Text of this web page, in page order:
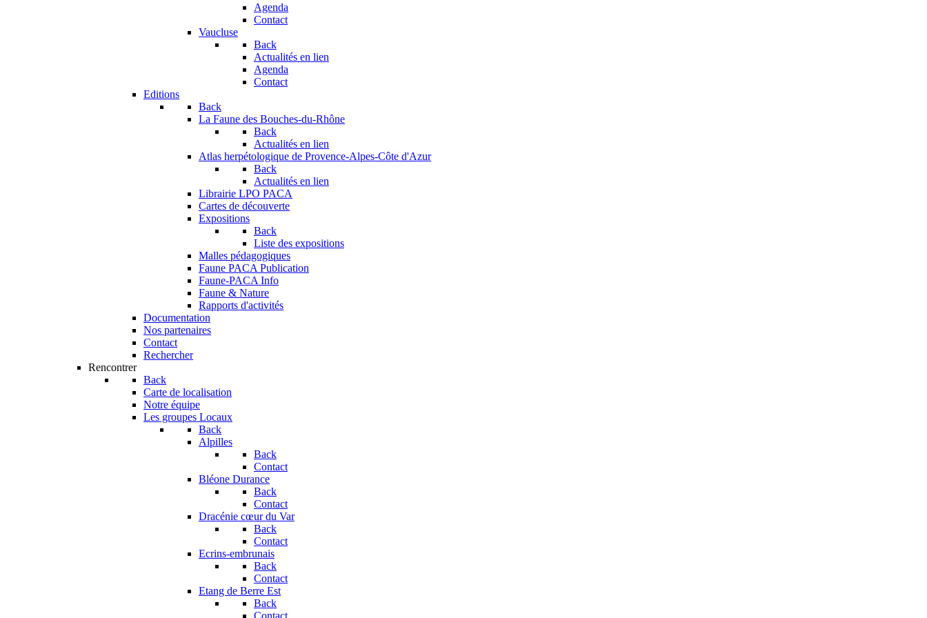
Agenda
Contact
Vaucluse
Back
Actualités en lien
Agenda
Contact
Editions
Back
La Faune des Bouches-du-Rhône
Back
Actualités en lien
Atlas herpétologique de Provence-Alpes-Côte d'Azur
Back
Actualités en lien
Librairie LPO PACA
Cartes de découverte
Expositions
Back
Liste des expositions
Malles pédagogiques
Faune PACA Publication
Faune-PACA Info
Faune & Nature
Rapports d'activités
Documentation
Nos partenaires
Contact
Rechercher
Rencontrer
Back
Carte de localisation
Notre équipe
Les groupes Locaux
Back
Alpilles
Back
Contact
Bléone Durance
Back
Contact
Dracénie cœur du Var
Back
Contact
Ecrins-embrunais
Back
Contact
Etang de Berre Est
Back
Contact